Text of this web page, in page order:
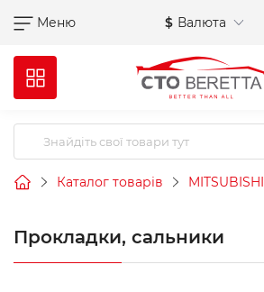
Меню $ Валюта
Каталог товарів MITSUBISHI
Прокладки, сальники